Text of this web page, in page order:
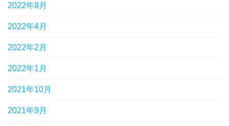
2022年8月
2022年4月
2022年2月
2022年1月
2021年10月
2021年9月